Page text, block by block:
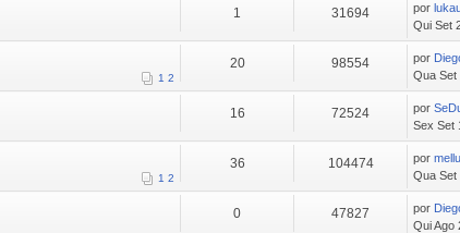
1 31694 por
Qui Set
1 2
20 98554 por
Qua Set
16 72524 por
Sex Set
1 2
36 104474 por
Qua Set
0 47827 por
Qui Ago